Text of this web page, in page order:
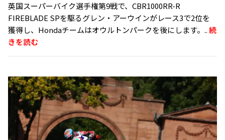
英国スーパーバイク選手権第9戦で、CBR1000RR-R
FIREBLADE SPを駆るグレン・アーウインがレース3で2位を
獲得し、Hondaチームはオウルトンパークを後にします。..続
きを読む